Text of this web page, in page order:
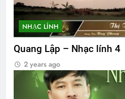
NHẠC LÍNH
Quang Lập – Nhạc lính 4
2 years ago